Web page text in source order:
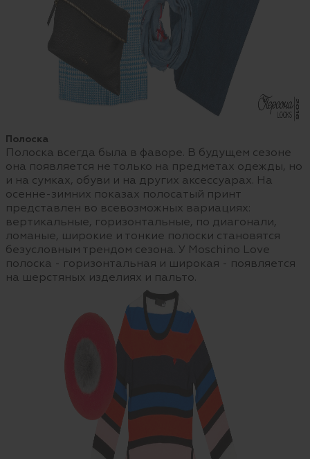
Полоска
Полоска всегда была в фаворе. В будущем сезоне
она появляется не только на предметах одежды, но
и на сумках, обуви и на других аксессуарах. На
осенне-зимних показах полосатый принт
представлен во всевозможных вариациях:
вертикальные, горизонтальные, по диагонали,
ломаные, широкие и тонкие полоски становятся
безусловным трендом сезона. У Moschino Love
полоска - горизонтальная и широкая - появляется
на шерстяных изделиях и пальто.